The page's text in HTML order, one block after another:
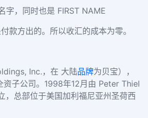
字，同时也是 FIRST NAME
款方出的。所以收汇的成本为零。
Inc.，在 大陆品牌为贝宝），
资子公司。1998年12月由 Peter Thiel
，总部位于美国加利福尼亚州圣荷西